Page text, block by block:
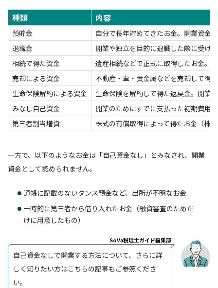
種類 内容
預貯金
自分で長年貯めてきたお金。開業資金
退職金
開業や独立を目的に退職した際に受け
相続で得た資金
遺産相続などで正式に取得したお金。
売却による資金
不動産・車・貴金属などを売却して得
生命保険解約による資金
生命保険を解約して得た返戻金。開業
みなし自己資金
開業のためにすでに支払った初期費用
第三者割当増資
株式の有償取得によって得たお金（株
一方で、以下のようなお金は「自己資金なし」とみなされ、開業
資金として認められません。
通帳に記載のないタンス預金など、出所が不明なお金
一時的に第三者から借り入れたお金（融資審査のためだ
けに用意したもの）
SoVa税理士ガイド編集部
自己資金なしで開業する方法について、さらに詳
しく知りたい方はこちらの記事もご参照くださ
い。